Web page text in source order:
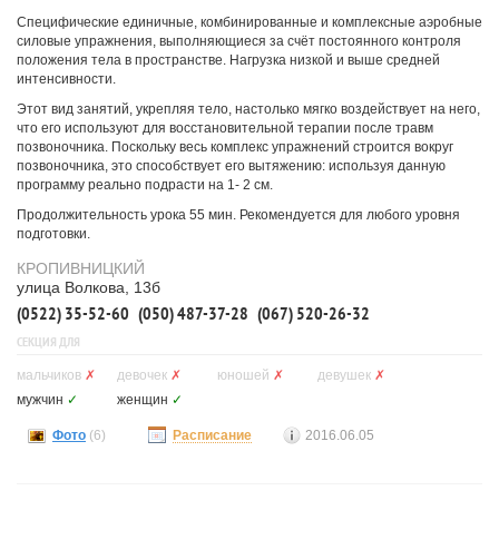
Специфические единичные, комбинированные и комплексные аэробные
силовые упражнения, выполняющиеся за счёт постоянного контроля
положения тела в пространстве. Нагрузка низкой и выше средней
интенсивности.
Этот вид занятий, укрепляя тело, настолько мягко воздействует на него,
что его используют для восстановительной терапии после травм
позвоночника. Поскольку весь комплекс упражнений строится вокруг
позвоночника, это способствует его вытяжению: используя данную
программу реально подрасти на 1- 2 см.
Продолжительность урока 55 мин. Рекомендуется для любого уровня
подготовки.
КРОПИВНИЦКИЙ
улица Волкова, 13б
(0522) 35-52-60 (050) 487-37-28 (067) 520-26-32
СЕКЦИЯ ДЛЯ
мальчиков ✗ девочек ✗ юношей ✗ девушек ✗
мужчин ✓ женщин ✓
Фото (6) Расписание 2016.06.05